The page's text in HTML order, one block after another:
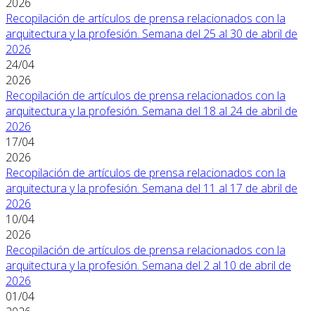
Recopilación de artículos de prensa relacionados con la
arquitectura y la profesión. Semana del 25 al 30 de abril de
2026
24/04
2026
Recopilación de artículos de prensa relacionados con la
arquitectura y la profesión. Semana del 18 al 24 de abril de
2026
17/04
2026
Recopilación de artículos de prensa relacionados con la
arquitectura y la profesión. Semana del 11 al 17 de abril de
2026
10/04
2026
Recopilación de artículos de prensa relacionados con la
arquitectura y la profesión. Semana del 2 al 10 de abril de
2026
01/04